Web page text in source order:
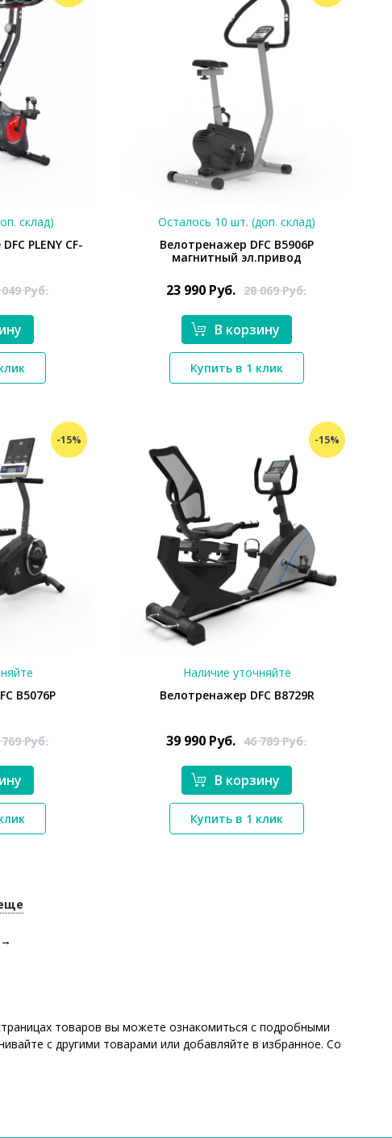
склад)
PLENY CF-
049Руб.
*}
Осталось 10 шт. (доп. склад)
Велотренажер DFC B5906P
магнитный эл.привод
23 990 Руб. 28 069Руб.
В корзину
Купить в 1 клик
-15%
B5076P
769Руб.
-15%
*}
Наличие уточняйте
Велотренажер DFC В8729R
39 990 Руб. 46 789Руб.
В корзину
Купить в 1 клик
→
товаров вы можете ознакомиться с подробными
с другими товарами или добавляйте в избранное. Со